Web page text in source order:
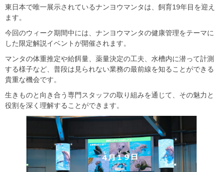
東日本で唯一展示されているナンヨウマンタは、飼育19年目を迎え
ます。
今回のウィーク期間中には、ナンヨウマンタの健康管理をテーマに
した限定解説イベントが開催されます。
マンタの体重推定や給餌量、薬量決定の工夫、水槽内に潜って計測
する様子など、普段は見られない業務の最前線を知ることができる
貴重な機会です。
生きものと向き合う専門スタッフの取り組みを通じて、その魅力と
役割を深く理解することができます。